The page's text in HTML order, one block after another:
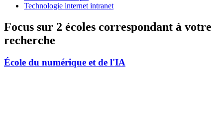
Technologie internet intranet
Focus sur 2 écoles correspondant à votre
recherche
École du numérique et de l'IA